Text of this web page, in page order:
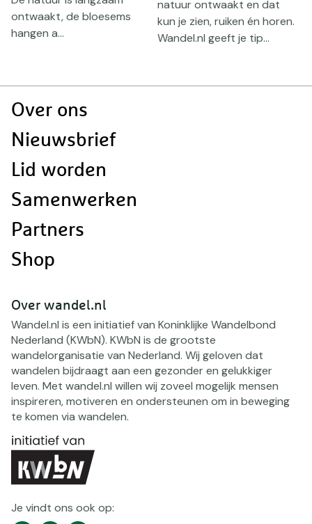
ontwaakt, de bloesems
hangen a...
natuur ontwaakt en dat
kun je zien, ruiken én horen.
Wandel.nl geeft je tip...
Doormat
Over ons
Nieuwsbrief
Lid worden
Samenwerken
Partners
Shop
Over wandel.nl
Wandel.nl is een initiatief van Koninklijke Wandelbond
Nederland (KWbN). KWbN is de grootste
wandelorganisatie van Nederland. Wij geloven dat
wandelen bijdraagt aan een gezonder en gelukkiger
leven. Met wandel.nl willen wij zoveel mogelijk mensen
inspireren, motiveren en ondersteunen om in beweging
te komen via wandelen.
Je vindt ons ook op: